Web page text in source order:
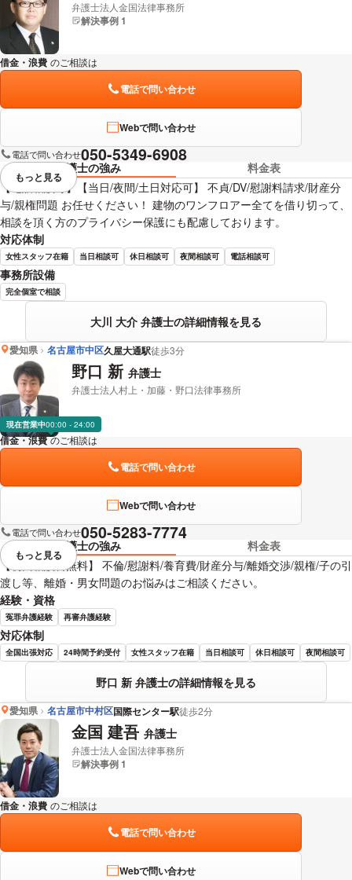
弁護士法人金国法律事務所
解決事例 1
借金・浪費 のご相談は
電話で問い合わせ
Webで問い合わせ
電話で問い合わせ050-5349-6908
弁護士の強み
料金表
【電話相談可】【当日/夜間/土日対応可】 不貞/DV/慰謝料請求/財産分
与/親権問題 お任せください！ 建物のワンフロアー全てを借り切って、
相談を頂く方のプライバシー保護にも配慮しております。
対応体制
女性スタッフ在籍 当日相談可 休日相談可 夜間相談可 電話相談可
事務所設備
完全個室で相談
大川 大介 弁護士の詳細情報を見る
視覚的に省略されている要素を
もっと見る
愛知県 名古屋市中区久屋大通駅徒歩3分
野口 新 弁護士
弁護士法人村上・加藤・野口法律事務所
現在営業中00:00 - 24:00
借金・浪費 のご相談は
電話で問い合わせ
Webで問い合わせ
電話で問い合わせ050-5283-7774
弁護士の強み
料金表
【初回相談料無料】 不倫/慰謝料/養育費/財産分与/離婚交渉/親権/子の引
渡し等、離婚・男女問題のお悩みはご相談ください。
経験・資格
冤罪弁護経験 再審弁護経験
対応体制
全国出張対応 24時間予約受付 女性スタッフ在籍 当日相談可 休日相談可 夜間相談可
野口 新 弁護士の詳細情報を見る
視覚的に省略されている要素を
もっと見る
愛知県 名古屋市中村区国際センター駅徒歩2分
金国 建吾 弁護士
弁護士法人金国法律事務所
解決事例 1
借金・浪費 のご相談は
電話で問い合わせ
Webで問い合わせ